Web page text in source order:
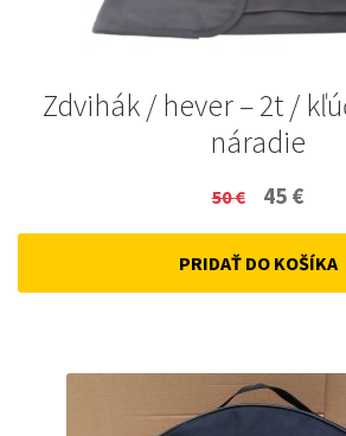
Zdvihák / hever – 2t /
náradie
50€
Original
price
was:
45 €
is:
PRIDAŤ DO KOŠÍKA